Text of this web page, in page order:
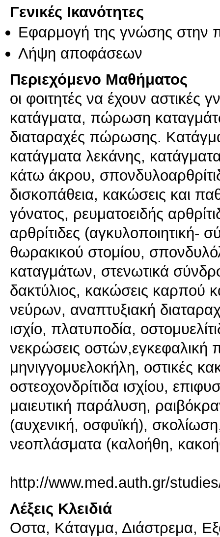
Γενικές Ικανότητες
Εφαρμογή της γνώσης στην
Λήψη αποφάσεων
Περιεχόμενο Μαθήματος
οι φοιτητές να έχουν αστικές
κατάγματα, πώρωση
διαταραχές πώρωσης.
κατάγματα λεκάνης,
κάτω άκρου,
δισκοπάθεια, κακώσεις και
γόνατος, ρευματοειδής
αρθρίτιδες
θωρακικού στομίου,
καταγμάτων, στενωτικά
δακτύλιος, κακώσεις καρπού
νεύρων, αναπτυξιακή
ισχίο, πλατυποδία,
νεκρώσεις οστών,εγκεφαλική
μηνιγγομυελοκήλη, οστικές
οστεοχονδρίτιδα ισχίου,
μαιευτική παράλυση,
(αυχενική, οσφυϊκή),
νεοπλάσματα (καλοήθη,
http://www.med.auth.gr/
Λέξεις Κλειδιά
Οστα, Κάταγμα, Διάστρεμα,